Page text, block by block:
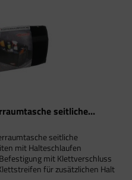
seitliche...
seitliche
mit Halteschlaufen
mit Klettverschluss
für zusätzlichen Halt